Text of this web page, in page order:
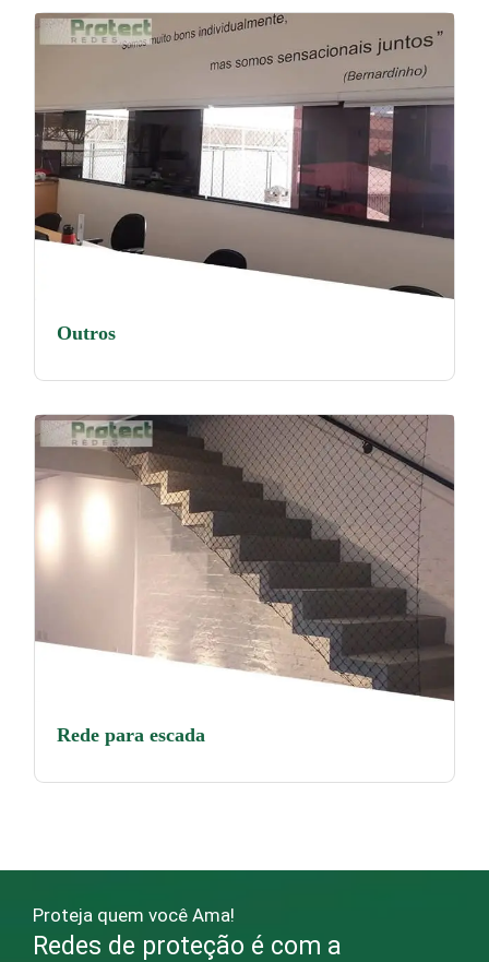
Outros
Rede para escada
Proteja quem você Ama!
Redes de proteção é com a